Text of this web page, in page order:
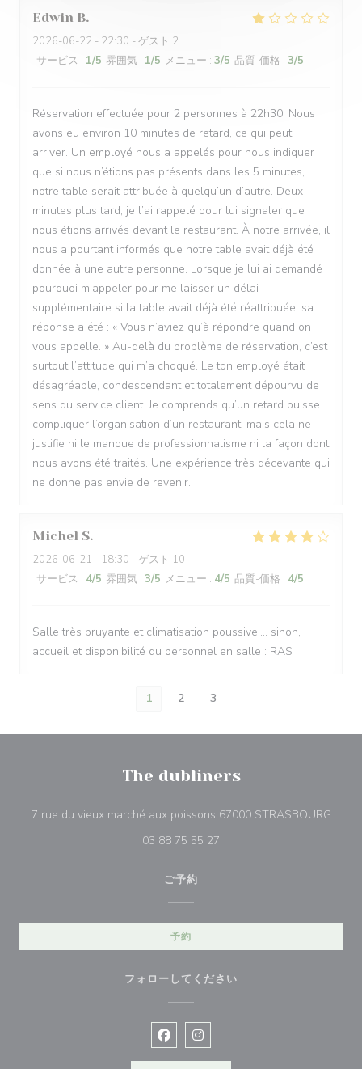
Edwin B
2026-06-22 - 22:30 - ゲスト 2
サービス : 1/5 雰囲気 : 1/5 メニュー : 3/5 品質-価格 : 3/5
Réservation effectuée pour 2 personnes à 22h30. Nous
avons eu environ 10 minutes de retard, ce qui peut
arriver. Un employé nous a appelés pour nous indiquer
que si nous n’étions pas présents dans les 5 minutes,
notre table serait attribuée à quelqu’un d’autre. Deux
minutes plus tard, je l’ai rappelé pour lui signaler que
nous étions arrivés devant le restaurant. À notre arrivée, il
nous a pourtant informés que notre table avait déjà été
donnée à une autre personne. Lorsque je lui ai demandé
pourquoi m’appeler pour me laisser un délai
supplémentaire si la table avait déjà été réattribuée, sa
réponse a été : « Vous n’aviez qu’à répondre quand on
vous appelle. » Au-delà du problème de réservation, c’est
surtout l’attitude qui m’a choqué. Le ton employé était
désagréable, condescendant et totalement dépourvu de
sens du service client. Je comprends qu’un retard puisse
compliquer l’organisation d’un restaurant, mais cela ne
justifie ni le manque de professionnalisme ni la façon dont
nous avons été traités. Une expérience très décevante qui
ne donne pas envie de revenir.
Michel S
2026-06-21 - 18:30 - ゲスト 10
サービス : 4/5 雰囲気 : 3/5 メニュー : 4/5 品質-価格 : 4/5
Salle très bruyante et climatisation poussive.... sinon,
accueil et disponibilité du personnel en salle : RAS
1 2 3
The dubliners
7 rue du vieux marché aux poissons 67000 STRASBOURG((新
03 88 75 55 27
ご予約
予約
フォローしてください
Facebook ((新しいウィンドウで
Instagram ((新しいウィンド